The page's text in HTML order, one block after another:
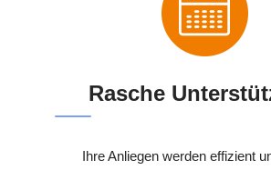
Rasche
Ihre Anliegen werden effizient